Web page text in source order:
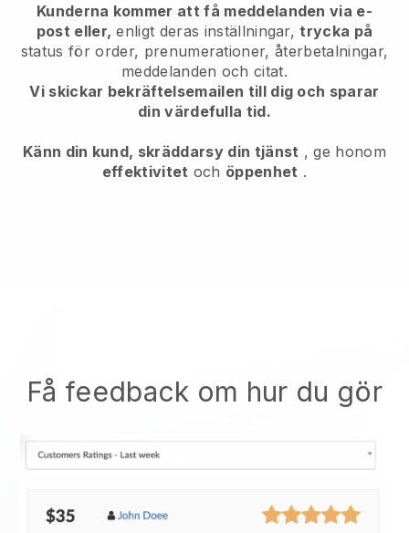
Kunderna kommer att få meddelanden via e-
post eller, enligt deras inställningar,trycka på
status för order, prenumerationer, återbetalningar,
meddelanden och citat.
Vi skickar bekräftelsemailen till dig och sparar
din värdefulla tid.
Känn din kund, skräddarsy din tjänst , ge honom
effektivitet och öppenhet .
Få feedback om hur du gör